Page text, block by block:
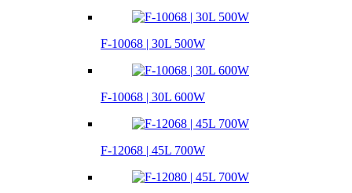
F-10068 | 30L 500W
F-10068 | 30L 600W
F-12068 | 45L 700W